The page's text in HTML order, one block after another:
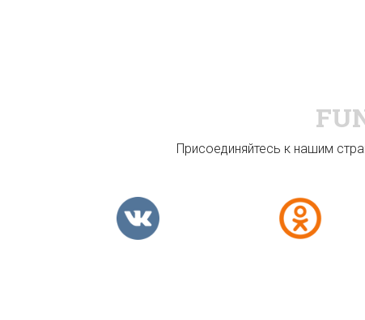
Присоединяйтесь к нашим